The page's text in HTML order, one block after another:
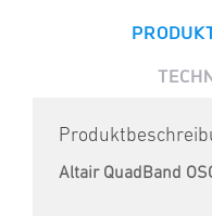
Altair QuadBand